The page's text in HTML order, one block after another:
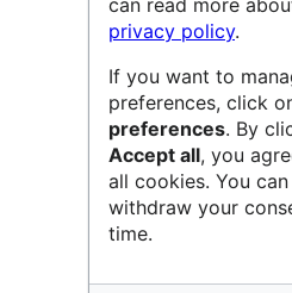
Ce laboratoire est
cinq laboratoires
et LPT)
thématiquement
sur le campus
dépendent duCNRS
etCNRSPhysique
Les activités
privacy policy.
If you want to
preferences, click
preferences. By
Accept all, you
all cookies. You
withdraw your
time.